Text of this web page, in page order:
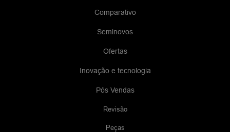
Comparativo
Seminovos
Ofertas
Inovação e tecnologia
Pós Vendas
Revisão
Peças